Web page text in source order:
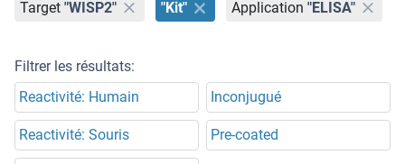
Target "WISP2" "Kit" Application "ELISA"
Filtrer les résultats:
Reactivité: Humain
Inconjugué
Reactivité: Souris Pre-coated